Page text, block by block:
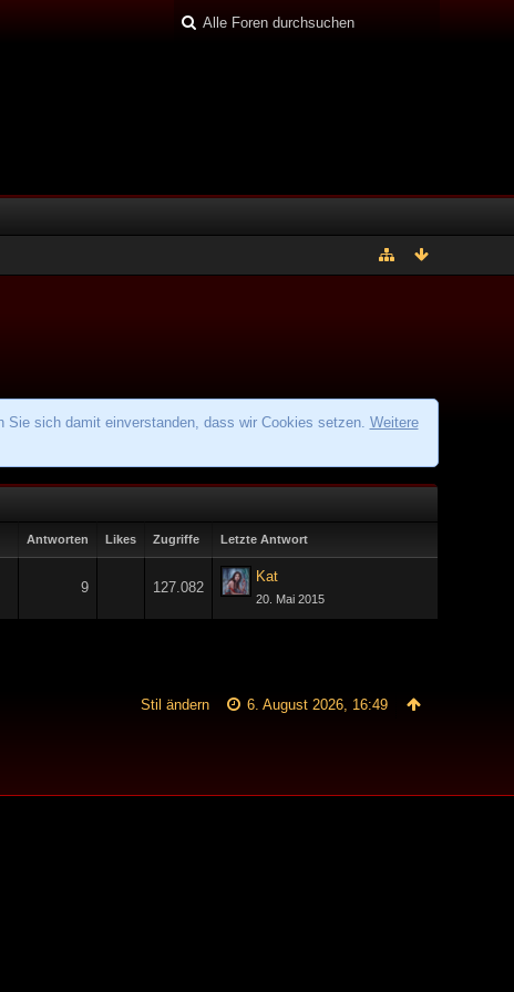
Sie sich damit einverstanden, dass wir Cookies setzen. Weitere
Antworten Likes Zugriffe Letzte Antwort
9 127.082
Kat
20. Mai 2015
6. August 2026, 16:49
Stil ändern